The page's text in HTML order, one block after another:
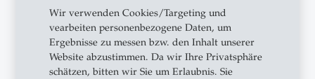
Wir verwenden Cookies/Targeting und
vearbeiten personenbezogene Daten, um
Ergebnisse zu messen bzw. den Inhalt unserer
Website abzustimmen. Da wir Ihre Privatsphäre
schätzen, bitten wir Sie um Erlaubnis. Sie
Nachteilsausgleichen, studienanpassenden
Massnahmen und Unterstützung zum Studium mit
Behinderungen, akuten und chronischen
Erkrankungen oder psychosozialem Stress